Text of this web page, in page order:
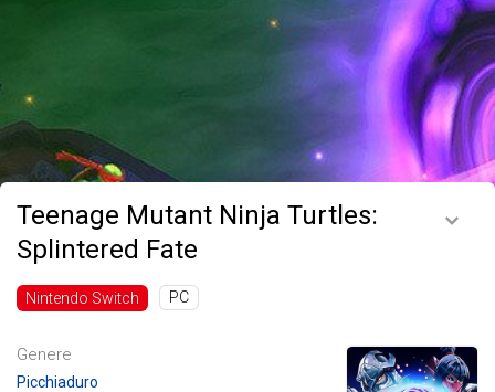
Teenage Mutant Ninja Turtles:
Splintered Fate
Nintendo Switch PC
Genere
Picchiaduro